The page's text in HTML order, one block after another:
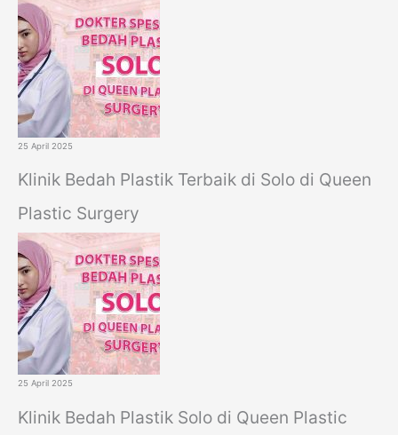
25 April 2025
Klinik Bedah Plastik Terbaik di Solo di Queen
Plastic Surgery
25 April 2025
Klinik Bedah Plastik Solo di Queen Plastic